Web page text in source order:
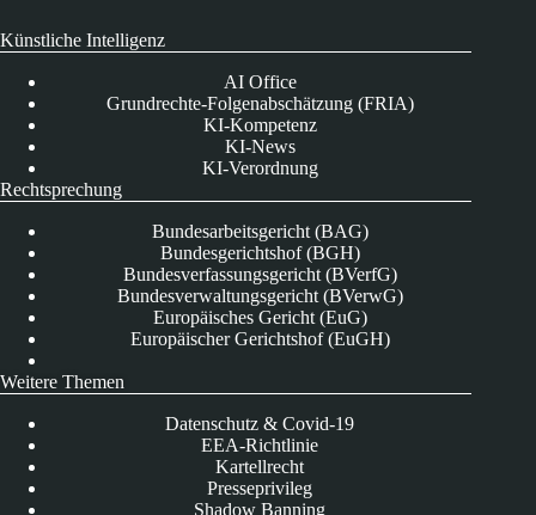
Künstliche Intelligenz
AI Office
Grundrechte-Folgenabschätzung (FRIA)
KI-Kompetenz
KI-News
KI-Verordnung
Rechtsprechung
Bundesarbeitsgericht (BAG)
Bundesgerichtshof (BGH)
Bundesverfassungsgericht (BVerfG)
Bundesverwaltungsgericht (BVerwG)
Europäisches Gericht (EuG)
Europäischer Gerichtshof (EuGH)
Weitere Themen
Datenschutz & Covid-19
EEA-Richtlinie
Kartellrecht
Presseprivileg
Shadow Banning